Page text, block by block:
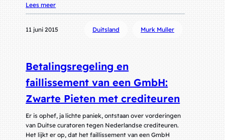
Lees meer
11 juni 2015 Duitsland Murk Muller
Betalingsregeling en
faillissement van een GmbH:
Zwarte Pieten met crediteuren
Er is ophef, ja lichte paniek, ontstaan over vorderingen
van Duitse curatoren tegen Nederlandse crediteuren.
Het lijkt er op, dat het faillissement van een GmbH